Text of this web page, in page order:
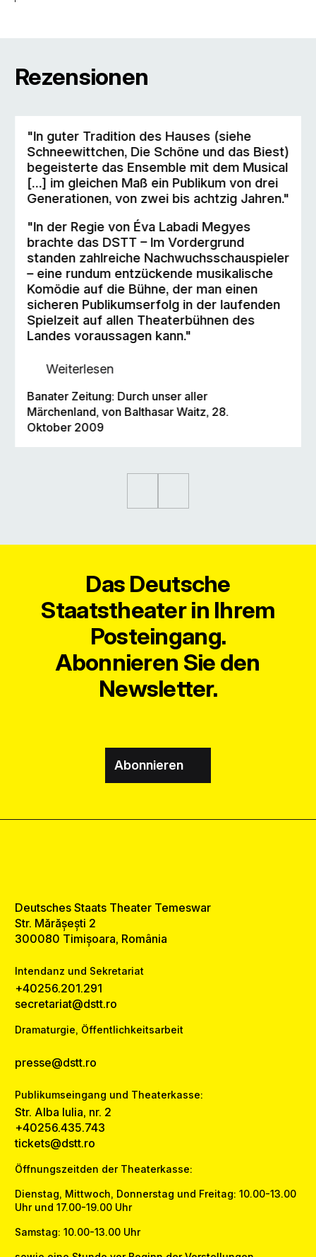
Rezensionen
"In guter Tradition des Hauses (siehe
Schneewittchen, Die Schöne und das Biest)
begeisterte das Ensemble mit dem Musical
[…] im gleichen Maß ein Publikum von drei
Generationen, von zwei bis achtzig Jahren."
"In der Regie von Éva Labadi Megyes
brachte das DSTT – Im Vordergrund
standen zahlreiche Nachwuchsschauspieler
– eine rundum entzückende musikalische
Komödie auf die Bühne, der man einen
sicheren Publikumserfolg in der laufenden
Spielzeit auf allen Theaterbühnen des
Landes voraussagen kann."
Weiterlesen
Banater Zeitung: Durch unser aller
Märchenland, von Balthasar Waitz, 28.
Oktober 2009
Das Deutsche
Staatstheater in Ihrem
Posteingang.
Abonnieren Sie den
Newsletter.
Abonnieren
Deutsches Staats Theater Temeswar
Str. Mărășești 2
300080 Timișoara, România
Intendanz und Sekretariat
+40256.201.291
secretariat@dstt.ro
Dramaturgie, Öffentlichkeitsarbeit
presse@dstt.ro
Publikumseingang und Theaterkasse:
Str. Alba Iulia, nr. 2
+40256.435.743
tickets@dstt.ro
Öffnungszeitden der Theaterkasse:
Dienstag, Mittwoch, Donnerstag und Freitag: 10.00-13.00
Uhr und 17.00-19.00 Uhr
Samstag: 10.00-13.00 Uhr